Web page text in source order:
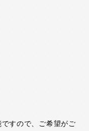
すので、ご希望がご